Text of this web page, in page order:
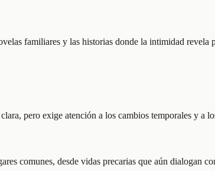
familiares y las historias donde la intimidad revela
pero exige atención a los cambios temporales y a
comunes, desde vidas precarias que aún dialogan